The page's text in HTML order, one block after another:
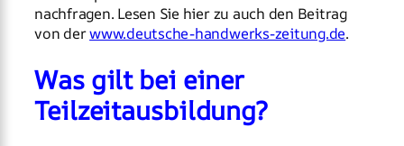
nachfragen. Lesen Sie hier zu auch den Beitrag
von derwww.deutsche-handwerks-zeitung.de.
Was gilt bei einer
Teilzeitausbildung?